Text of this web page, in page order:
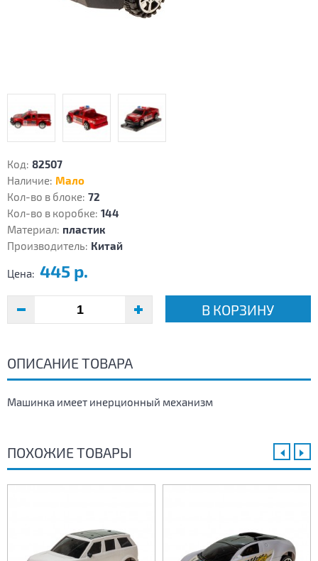
Код: 82507
Наличие: Мало
Кол-во в блоке: 72
Кол-во в коробке: 144
Материал: пластик
Производитель: Китай
Цена: 445 р.
В КОРЗИНУ
ОПИСАНИЕ ТОВАРА
Машинка имеет инерционный механизм
ПОХОЖИЕ ТОВАРЫ